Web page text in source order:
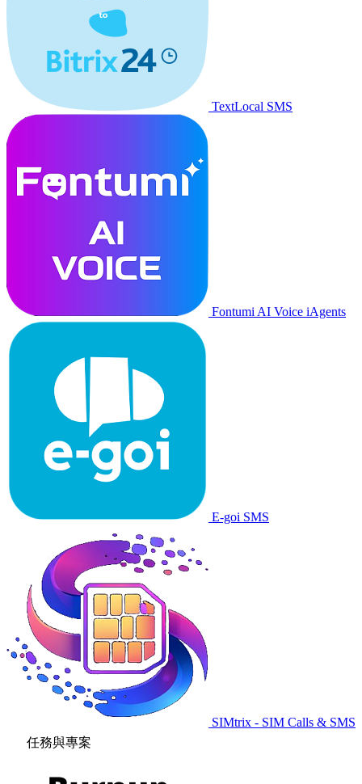
TextLocal SMS
Fontumi AI Voice iAgents
E-goi SMS
SIMtrix - SIM Calls & SMS
任務與專案